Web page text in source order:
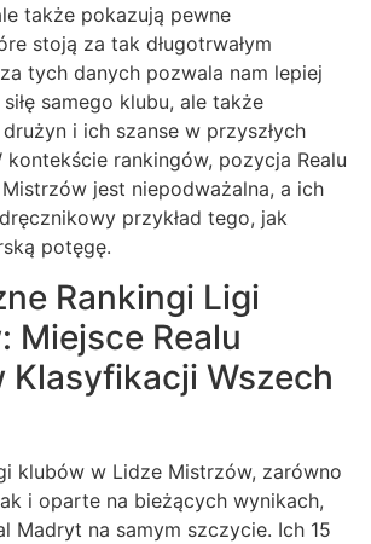
także pokazują pewne
stoją za tak długotrwałym
tych danych pozwala nam lepiej
samego klubu, ale także
i ich szanse w przyszłych
rankingów, pozycja Realu
jest niepodważalna, a ich
przykład tego, jak
potęgę.
Rankingi Ligi
Miejsce Realu
Klasyfikacji Wszech
klubów w Lidze Mistrzów, zarówno
i oparte na bieżących wynikach,
Madryt na samym szczycie. Ich 15